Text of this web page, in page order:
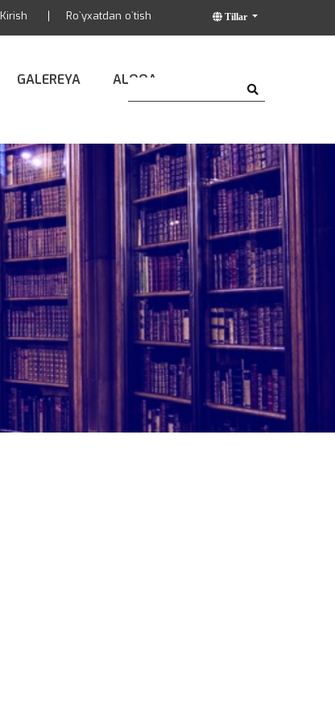
Tillar
Kirish Ro`yxatdan o`tish
GALEREYA ALOQA